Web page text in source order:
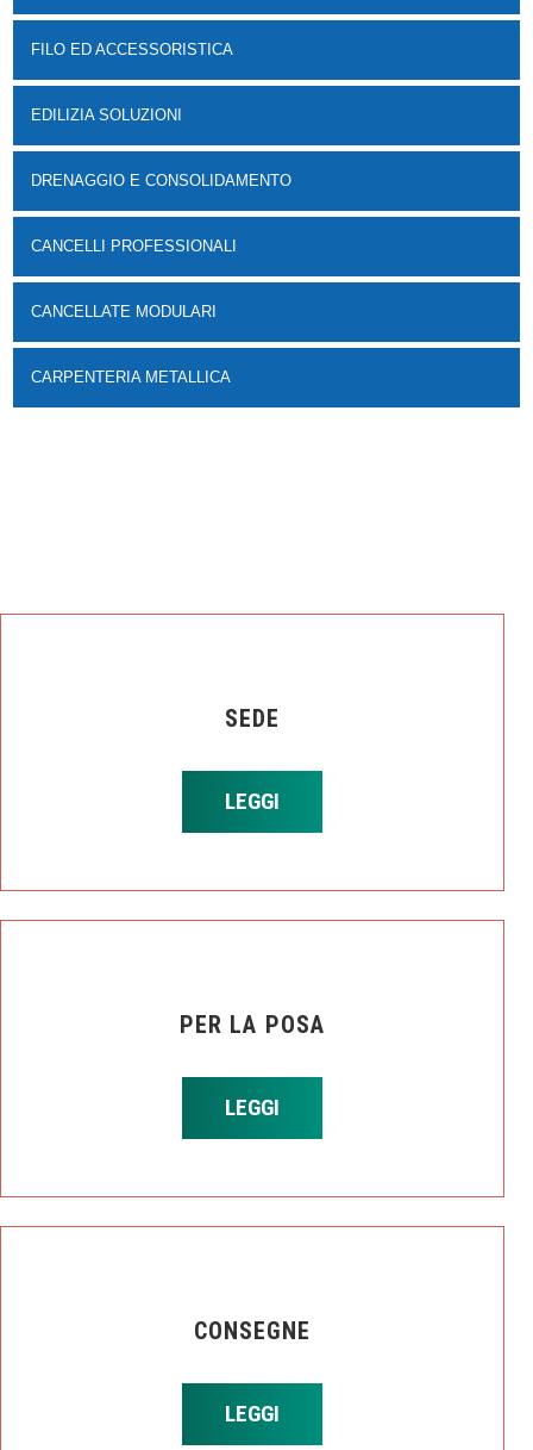
FILO ED ACCESSORISTICA
EDILIZIA SOLUZIONI
DRENAGGIO E CONSOLIDAMENTO
CANCELLI PROFESSIONALI
CANCELLATE MODULARI
CARPENTERIA METALLICA
SEDE
LEGGI
PER LA POSA
LEGGI
CONSEGNE
LEGGI